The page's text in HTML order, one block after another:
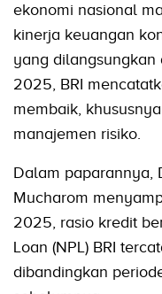
ekonomi nasional
kinerja keuangan
yang dilangsungkan
2025, BRI
membaik,
manajemen risiko.
Dalam paparannya,
Mucharom
2025, rasio kredit
Loan (NPL) BRI
dibandingkan